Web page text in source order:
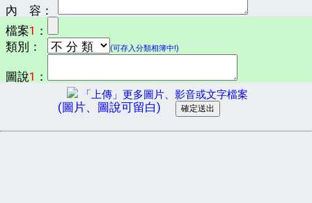
內 容：
檔案1 ：
類別：
(可存入分類相簿中!)
圖說1 ：
「上傳」更多圖片、影音或文字檔案
(圖片、圖說可留白)